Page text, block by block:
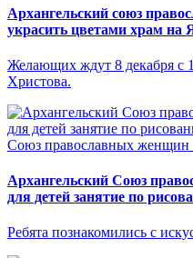
Архангельский союз
украсить цветами храм на
Желающих ждут 8 декабря с
Христова.
Союз православных женщин
Архангельский Союз
для детей занятие по
Ребята познакомились с